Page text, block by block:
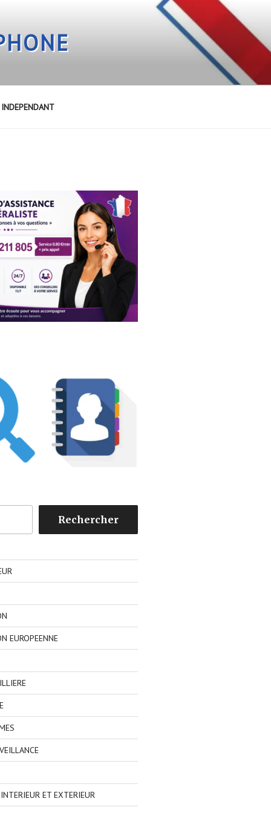
Rechercher
EUROPEENNE
ET EXTERIEUR